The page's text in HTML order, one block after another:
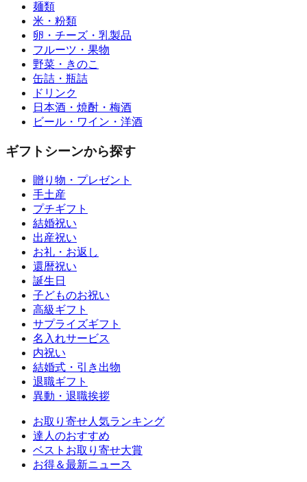
麺類
米・粉類
卵・チーズ・乳製品
フルーツ・果物
野菜・きのこ
缶詰・瓶詰
ドリンク
日本酒・焼酎・梅酒
ビール・ワイン・洋酒
ギフトシーンから探す
贈り物・プレゼント
手土産
プチギフト
結婚祝い
出産祝い
お礼・お返し
還暦祝い
誕生日
子どものお祝い
高級ギフト
サプライズギフト
名入れサービス
内祝い
結婚式・引き出物
退職ギフト
異動・退職挨拶
お取り寄せ人気ランキング
達人のおすすめ
ベストお取り寄せ大賞
お得＆最新ニュース